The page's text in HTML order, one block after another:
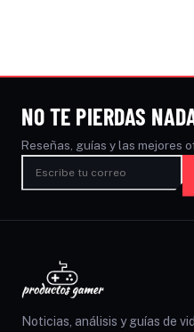
NO TE PIERDAS
Reseñas, guías y las mejores
Noticias, análisis y guías de